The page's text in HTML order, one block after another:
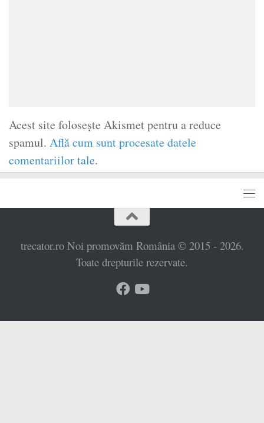
Acest site folosește Akismet pentru a reduce
spamul. Află cum sunt procesate datele
comentariilor tale.
trecator.ro Noi promovăm România © 2015 - 2026.
Toate drepturile rezervate.